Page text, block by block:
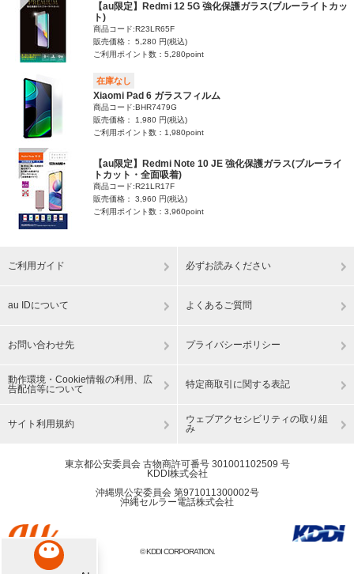
【au限定】Redmi 12 5G 強化保護ガラス(ブルーライトカッ
ト)
商品コード:R23LR65F
販売価格： 5,280 円(税込)
ご利用ポイント数：5,280point
在庫なし
Xiaomi Pad 6 ガラスフィルム
商品コード:BHR7479G
販売価格： 1,980 円(税込)
ご利用ポイント数：1,980point
【au限定】Redmi Note 10 JE 強化保護ガラス(ブルーライ
トカット・全面吸着)
商品コード:R21LR17F
販売価格： 3,960 円(税込)
ご利用ポイント数：3,960point
ご利用ガイド 必ずお読みください
au IDについて よくあるご質問
お問い合わせ先 プライバシーポリシー
動作環境・Cookie情報の利用、広
告配信等について
特定商取引に関する表記
サイト利用規約
ウェブアクセシビリティの取り組
み
東京都公安委員会 古物商許可番号 301001102509 号
KDDI株式会社
沖縄県公安委員会 第971011300002号
沖縄セルラー電話株式会社
© KDDI CORPORATION.